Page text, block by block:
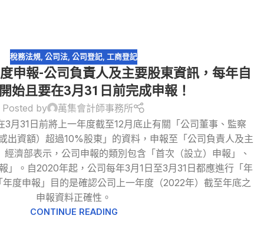
稅務法規,公司法,公司登記,工商登記
申報-公司負責人及主要股東資訊，每年自
始且要在3月31日前完成申報！
Posted by
萬集會計師事務所
3月31日前將上一年度截至12月底止有關「公司董事、監察
出資額）超過10%股東」的資料，申報至「公司負責人及主
濟部表示，公司申報的類別包含「首次（設立）申報」、
」。自2020年起，公司每年3月1日至3月31日都應進行「年
度申報」目的是確認公司上一年度（2022年）截至年底之
申報資料正確性。
CONTINUE READING